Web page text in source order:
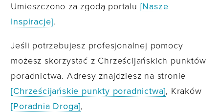
Umieszczono za zgodą portalu [Nasze
Inspiracje].
Jeśli potrzebujesz profesjonalnej pomocy
możesz skorzystać z Chrześcijańskich punktów
poradnictwa. Adresy znajdziesz na stronie
[Chrześcijańskie punkty poradnictwa], Kraków
[Poradnia Droga],